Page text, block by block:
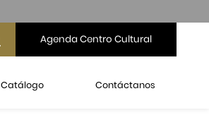
Agenda Centro Cultural
Catálogo Contáctanos